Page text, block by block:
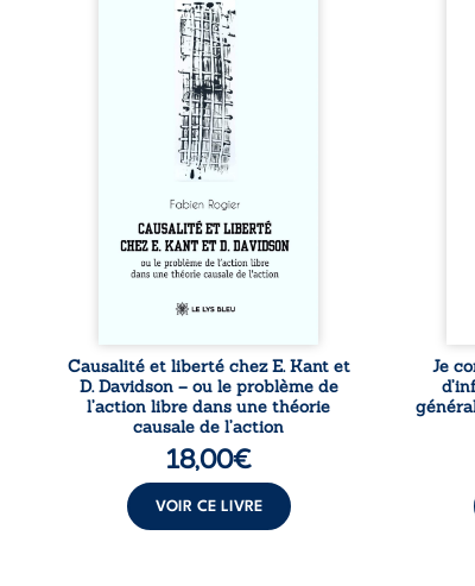
Sommes-nous vraiment libres
si chacun de nos actes s’inscrit
dans une chaîne de causes ? À
travers une confrontation
entre les pensées d’Emmanuel
Kant et de Donald Davidson,
cet essai explore les liens entre
libre arbitre, déterminisme
causal et responsabilité. De la
volonté kantienne au monisme
anomal de Davidson, il
interroge la manière dont les
intentions et les croyances
peuvent ...
Causalité et liberté chez E. Kant et
D. Davidson – ou le problème de
l’action libre dans une théorie
causale de l’action
18,00€
VOIR CE LIVRE
Je
et
Je